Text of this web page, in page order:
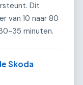
Dit
van 10 naar 80
35 minuten.
Skoda